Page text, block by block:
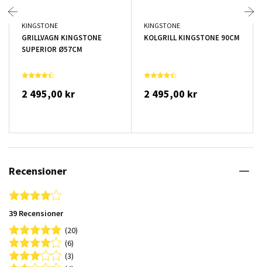
KINGSTONE
GRILLVAGN KINGSTONE
SUPERIOR Ø57CM
2 495,00 kr
KINGSTONE
KOLGRILL KINGSTONE 90CM
2 495,00 kr
Recensioner
3.8 star rating
39 Recensioner
(20)
(6)
(3)